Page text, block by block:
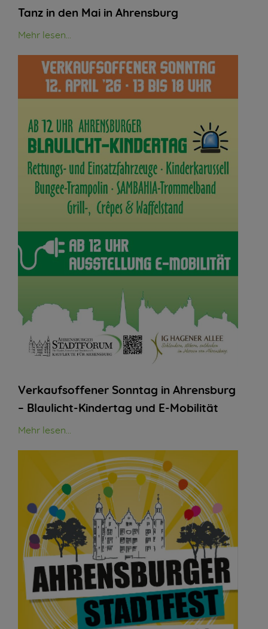
Tanz in den Mai in Ahrensburg
Mehr lesen...
Verkaufsoffener Sonntag in Ahrensburg
– Blaulicht-Kindertag und E-Mobilität
Mehr lesen...